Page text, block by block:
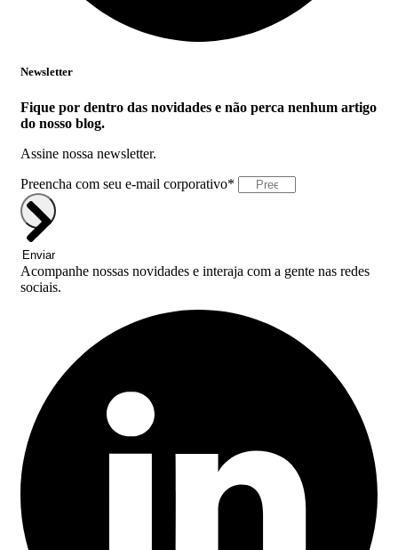
Newsletter
Fique por dentro das novidades e não perca nenhum artigo
do nosso blog.
Assine nossa newsletter.
Preencha com seu e-mail corporativo*
Enviar
Acompanhe nossas novidades e interaja com a gente nas redes
sociais.